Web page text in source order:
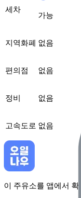
세차
가능
지역화폐 없음
편의점 없음
정비 없음
고속도로 없음
이 주유소를 앱에서 확